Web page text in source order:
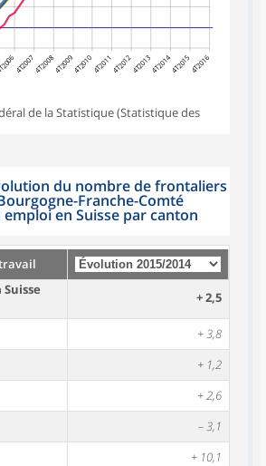
4T20074T20084T20094T20104T20114T20124T20134T20144T20154T2016
de la Statistique (Statistique des
du nombre de frontaliers
Franche-Comté
en Suisse par canton
+ 2,5
+ 3,8
+ 1,2
+ 2,6
– 3,1
+ 10,1